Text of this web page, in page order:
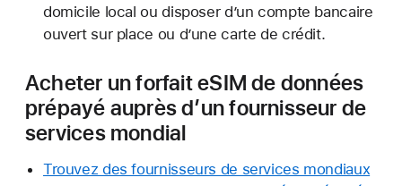
domicile local ou disposer d’un compte bancaire
ouvert sur place ou d’une carte de crédit.
Acheter un forfait eSIM de données
prépayé auprès d’un fournisseur de
services mondial
Trouvez des fournisseurs de services mondiaux